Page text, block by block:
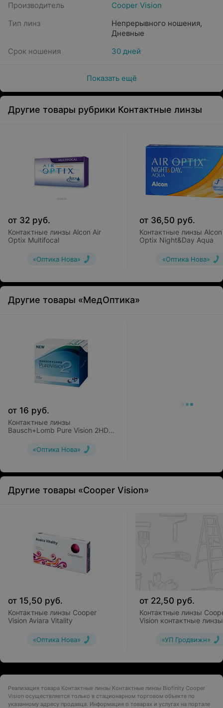
Производитель
Cooper Vision
Тип линз
Непрерывного ношения,
Дневные
Срок ношения
30 дней
Показать ещё
Другие товары рубрики Контактные линзы
от 32 руб.
Контактные линзы Alcon Air
Optix Multifocal
«Оптика Нова»
от 36,50 руб.
Контактные линзы
Optix Night&Day Aqua
«Оптика Нова»
Другие товары «МедОптика»
от 16 руб.
Контактные линзы
Bausch+Lomb Pure Vision 2HD
«Оптика Нова»
Другие товары «Cooper Vision»
от 15,50 руб.
Контактные линзы Cooper
Vision Aviara Vitality
«Оптика Нова»
от 22,50 руб.
Контактные линзы
Vision контактные линзы
«УП Гродвижн»
Реализация товара Контактные линзы Контактные линзы Biofinity Cooper
Vision осуществляется только в стационарном торговом объекте по
указанному адресу продавца. Информация о товарах и услугах на портале